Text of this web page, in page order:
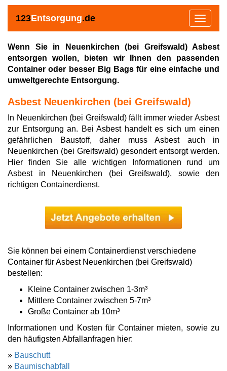
123Entsorgung.de
Toggle
Wenn Sie in Neuenkirchen (bei Greifswald) Asbest
entsorgen wollen, bieten wir Ihnen den passenden
Container oder besser Big Bags für eine einfache und
umweltgerechte Entsorgung.
Asbest Neuenkirchen (bei Greifswald)
In Neuenkirchen (bei Greifswald) fällt immer wieder Asbest
zur Entsorgung an. Bei Asbest handelt es sich um einen
gefährlichen Baustoff, daher muss Asbest auch in
Neuenkirchen (bei Greifswald) gesondert entsorgt werden.
Hier finden Sie alle wichtigen Informationen rund um
Asbest in Neuenkirchen (bei Greifswald), sowie den
richtigen Containerdienst.
Sie können bei einem Containerdienst verschiedene
Container für Asbest Neuenkirchen (bei Greifswald)
bestellen:
Kleine Container zwischen 1-3m³
Mittlere Container zwischen 5-7m³
Große Container ab 10m³
Informationen und Kosten für Container mieten, sowie zu
den häufigsten Abfallanfragen hier:
» Bauschutt
» Baumischabfall